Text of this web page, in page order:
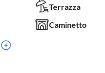
Terrazza
Caminetto